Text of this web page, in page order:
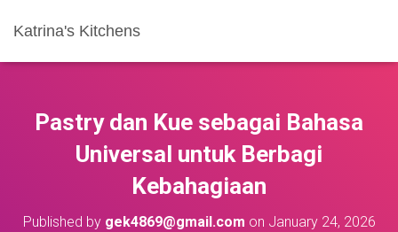
Katrina's Kitchens
Pastry dan Kue sebagai Bahasa
Universal untuk Berbagi
Kebahagiaan
Published by gek4869@gmail.com on January 24, 2026